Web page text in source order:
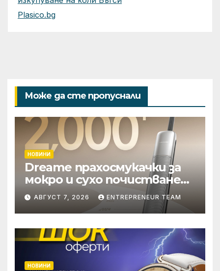
Plasico.bg
Може да сте пропуснали
НОВИНИ
Dreame прахосмукачки за
мокро и сухо почистване
надхвърлиха 2 000
патентни заявки в
световен мащаб
АВГУСТ 7, 2026 ENTREPRENEUR TEAM
НОВИНИ